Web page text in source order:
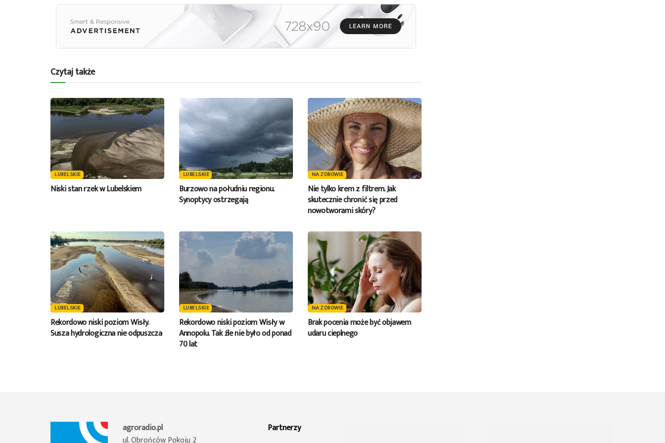
zwiększyć
lub
zmniejszyć
Czytaj także
LUBELSKIE
Niski stan rzek w Lubelskiem
LUBELSKIE
Burzowo na południu regionu.
Synoptycy ostrzegają
NA ZDROWIE
Nie tylko krem z filtrem. Jak
skutecznie chronić się przed
nowotworami skóry?
LUBELSKIE
Rekordowo niski poziom Wisły.
Susza hydrologiczna nie odpuszcza
LUBELSKIE
Rekordowo niski poziom Wisły w
Annopolu. Tak źle nie było od ponad
70 lat
NA ZDROWIE
Brak pocenia może być objawem
udaru cieplnego
agroradio.pl
Partnerzy